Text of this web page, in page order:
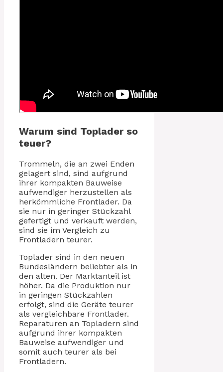
Warum sind Toplader so
teuer?
Trommeln, die an zwei Enden
gelagert sind, sind aufgrund
ihrer kompakten Bauweise
aufwendiger herzustellen als
herkömmliche Frontlader. Da
sie nur in geringer Stückzahl
gefertigt und verkauft werden,
sind sie im Vergleich zu
Frontladern teurer.
Toplader sind in den neuen
Bundesländern beliebter als in
den alten. Der Marktanteil ist
höher. Da die Produktion nur
in geringen Stückzahlen
erfolgt, sind die Geräte teurer
als vergleichbare Frontlader.
Reparaturen an Topladern sind
aufgrund ihrer kompakten
Bauweise aufwendiger und
somit auch teurer als bei
Frontladern.